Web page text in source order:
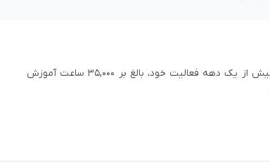
سازمان علمی و آموزشی فرادرس، بزرگ‌ترین پلتفرم آموزش آنلاین ایران است که طی بیش از یک دهه فعالیت خود، بالغ بر ۳۵,۰۰۰ ساعت آموزش